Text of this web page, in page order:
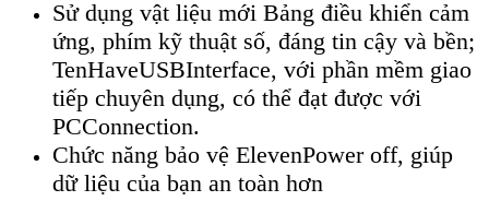
Sử dụng vật liệu mới Bảng điều khiển cảm
ứng, phím kỹ thuật số, đáng tin cậy và bền;
TenHaveUSBInterface, với phần mềm giao
tiếp chuyên dụng, có thể đạt được với
PCConnection.
Chức năng bảo vệ ElevenPower off, giúp
dữ liệu của bạn an toàn hơn